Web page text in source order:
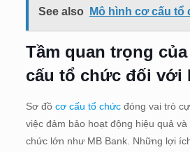
See also Mô hình cơ cấu tổ
Tầm quan trọng
cấu tổ chức đối với
Sơ đồ cơ cấu tổ chứcđóng vai trò
việc đảm bảo hoạt động hiệu quả
chức lớn như MB Bank. Những lợi